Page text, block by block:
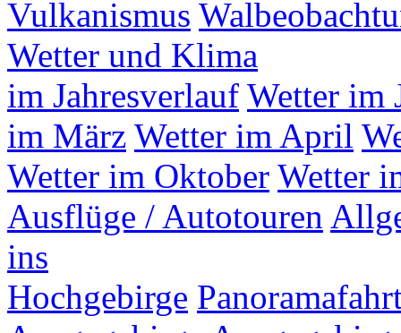
Vulkanismus
Wetter und Klima
im Jahresverlauf Wetter im
im März Wetter im April
Wetter im Oktober Wetter
Ausflüge / Autotouren
ins
Hochgebirge